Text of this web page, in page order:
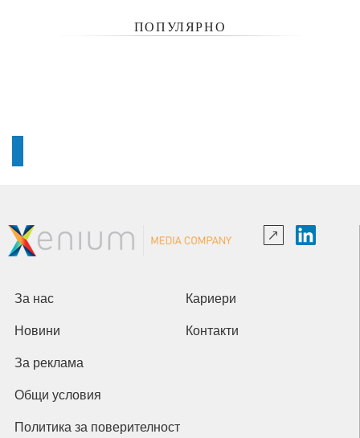
ПОПУЛЯРНО
За нас Кариери
Новини Контакти
За реклама
Общи условия
Политика за поверителност